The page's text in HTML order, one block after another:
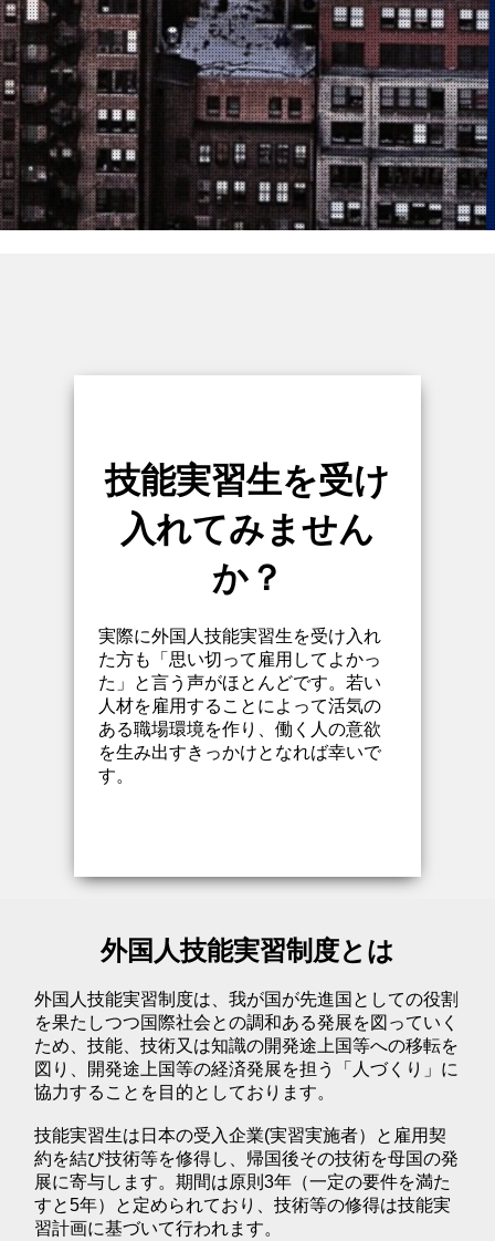
技能実習生を受け
入れてみません
か？
実際に外国人技能実習生を受け入れ
た方も「思い切って雇用してよかっ
た」と言う声がほとんどです。若い
人材を雇用することによって活気の
ある職場環境を作り、働く人の意欲
を生み出すきっかけとなれば幸いで
す。
外国人技能実習制度とは
外国人技能実習制度は、我が国が先進国としての役割
を果たしつつ国際社会との調和ある発展を図っていく
ため、技能、技術又は知識の開発途上国等への移転を
図り、開発途上国等の経済発展を担う「人づくり」に
協力することを目的としております。
技能実習生は日本の受入企業(実習実施者）と雇用契
約を結び技術等を修得し、帰国後その技術を母国の発
展に寄与します。 期間は原則3年（一定の要件を満た
すと5年）と定められており、 技術等の修得は技能実
習計画に基づいて行われます。